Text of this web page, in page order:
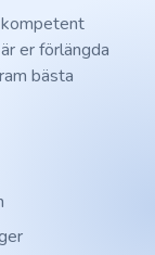
er förlängda
bästa